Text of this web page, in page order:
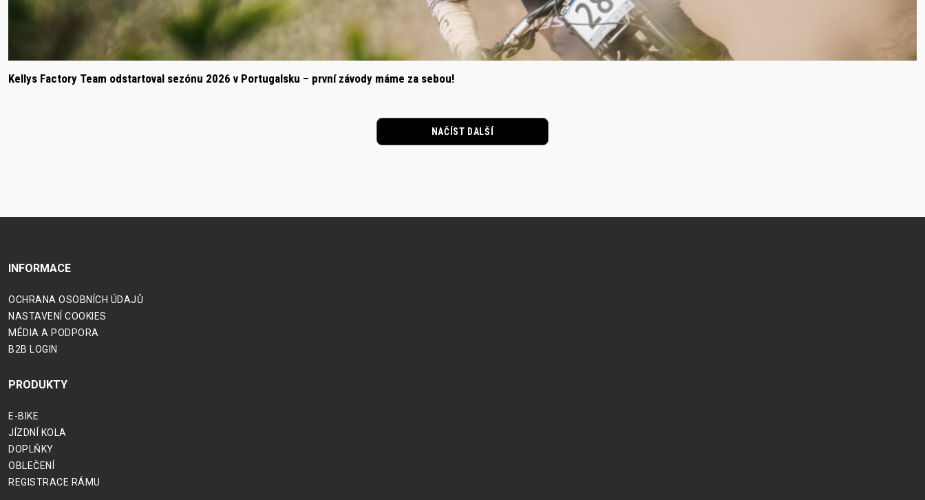
Kellys Factory Team odstartoval sezónu 2026 v Portugalsku – první závody máme za sebou!
NAČÍST DALŠÍ
INFORMACE
OCHRANA OSOBNÍCH ÚDAJŮ
NASTAVENÍ COOKIES
MÉDIA A PODPORA
B2B LOGIN
PRODUKTY
E-BIKE
JÍZDNÍ KOLA
DOPLŇKY
OBLEČENÍ
REGISTRACE RÁMU